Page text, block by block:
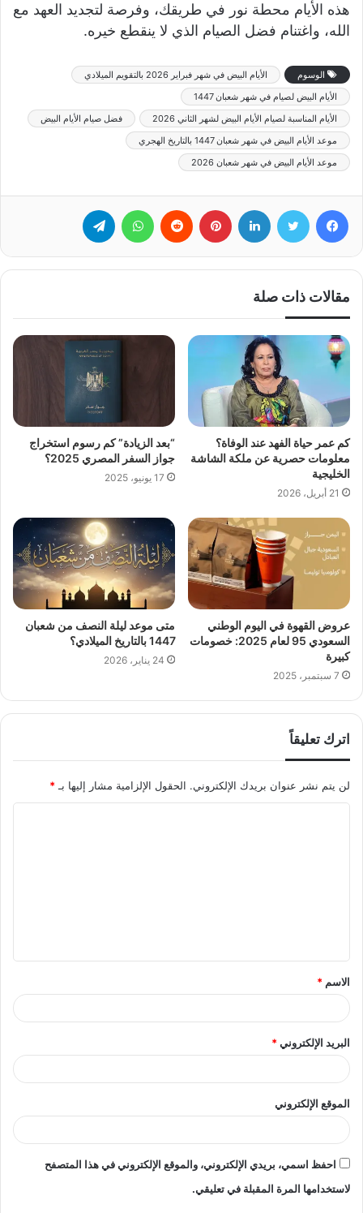
هذه الأيام محطة نور في طريقك، وفرصة لتجديد العهد مع
الله، واغتنام فضل الصيام الذي لا ينقطع خيره.
الوسوم
الأيام البيض في شهر فبراير 2026 بالتقويم الميلادي
الأيام البيض لصيام في شهر شعبان 1447
الأيام المناسبة لصيام الأيام البيض لشهر الثاني 2026
فضل صيام الأيام البيض
موعد الأيام البيض في شهر شعبان 1447 بالتاريخ الهجري
موعد الأيام البيض في شهر شعبان 2026
مقالات ذات صلة
كم عمر حياة الفهد عند الوفاة؟
معلومات حصرية عن ملكة الشاشة
الخليجية
21 أبريل، 2026
“بعد الزيادة” كم رسوم استخراج
جواز السفر المصري 2025؟
17 يونيو، 2025
عروض القهوة في اليوم الوطني
السعودي 95 لعام 2025: خصومات
كبيرة
7 سبتمبر، 2025
متى موعد ليلة النصف من شعبان
1447 بالتاريخ الميلادي؟
24 يناير، 2026
اترك تعليقاً
لن يتم نشر عنوان بريدك الإلكتروني. الحقول الإلزامية مشار إليها بـ *
ق
*
الاسم *
البريد الإلكتروني*
الموقع الإلكتروني
احفظ اسمي، بريدي الإلكتروني، والموقع الإلكتروني في هذا المتصفح
لاستخدامها المرة المقبلة في تعليقي.